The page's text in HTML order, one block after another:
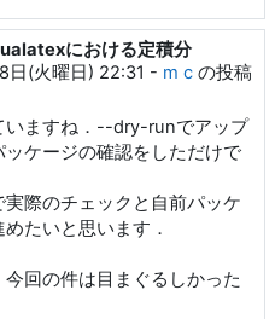
信
における定積分
日(火曜日) 22:31 - m cの投稿
いますね．--dry-runでアップ
ッケージの確認をしただけで
実際のチェックと自前パッケ
たいと思います．
回の件は目まぐるしかった